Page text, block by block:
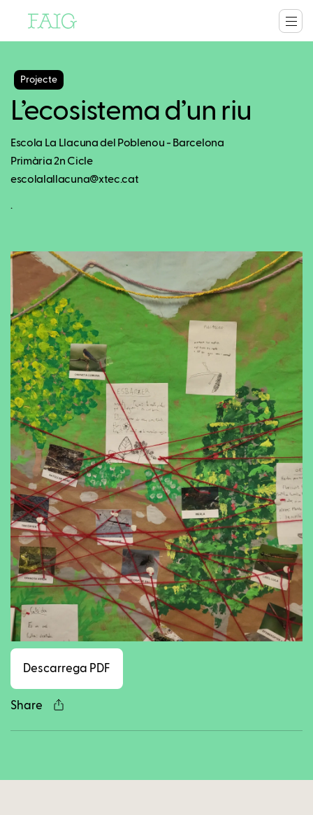
Projecte
L’ecosistema d’un riu
Escola La Llacuna del Poblenou - Barcelona
Primària 2n Cicle
escolalallacuna@xtec.cat
.
Descarrega PDF
Share
Facebook
Twitter
LinkedIn
WhatsApp
Reddit
Gmail